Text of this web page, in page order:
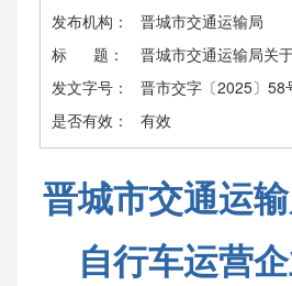
发布机构： 晋城市交通运输局
标 题：
晋城市交通运输局关
发文字号：
晋市交字〔2025〕58
是否有效：
有效
晋城市交通运
自行车运营